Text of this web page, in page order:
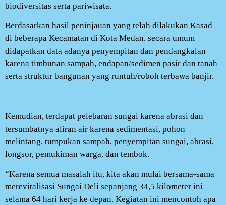
biodiversitas serta pariwisata.
Berdasarkan hasil peninjauan yang telah dilakukan Kasad
di beberapa Kecamatan di Kota Medan, secara umum
didapatkan data adanya penyempitan dan pendangkalan
karena timbunan sampah, endapan/sedimen pasir dan tanah
serta struktur bangunan yang runtuh/roboh terbawa banjir.
Kemudian, terdapat pelebaran sungai karena abrasi dan
tersumbatnya aliran air karena sedimentasi, pohon
melintang, tumpukan sampah, penyempitan sungai, abrasi,
longsor, pemukiman warga, dan tembok.
“Karena semua masalah itu, kita akan mulai bersama-sama
merevitalisasi Sungai Deli sepanjang 34,5 kilometer ini
selama 64 hari kerja ke depan. Kegiatan ini mencontoh apa